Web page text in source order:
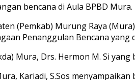
bencana di Aula BPBD Mura.
(Pemkab) Murung Raya
Penanggulan Bencana
Mura, Drs. Hermon M. Si
Kariadi, S.Sos